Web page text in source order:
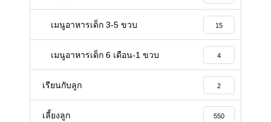
เมนูอาหารเด็ก 3-5 ขวบ 15
เมนูอาหารเด็ก 6 เดือน-1 ขวบ 4
เรียนกับลูก 2
เลี้ยงลูก 550